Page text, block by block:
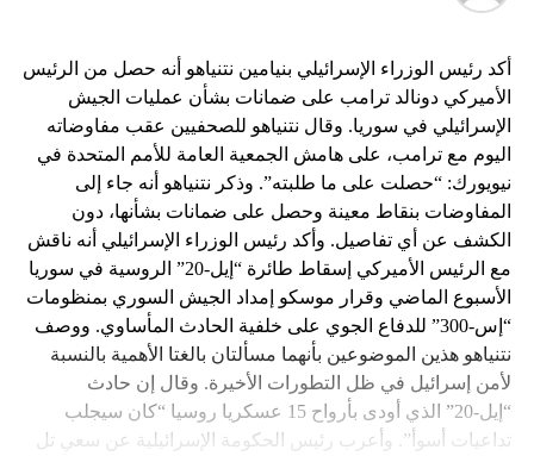
أكد رئيس الوزراء الإسرائيلي بنيامين نتنياهو أنه حصل من الرئيس
الأميركي دونالد ترامب على ضمانات بشأن عمليات الجيش
الإسرائيلي في سوريا. وقال نتنياهو للصحفيين عقب مفاوضاته
اليوم مع ترامب، على هامش الجمعية العامة للأمم المتحدة في
نيويورك: “حصلت على ما طلبته”. وذكر نتنياهو أنه جاء إلى
المفاوضات بنقاط معينة وحصل على ضمانات بشأنها، دون
الكشف عن أي تفاصيل. وأكد رئيس الوزراء الإسرائيلي أنه ناقش
مع الرئيس الأميركي إسقاط طائرة “إيل-20” الروسية في سوريا
الأسبوع الماضي وقرار موسكو إمداد الجيش السوري بمنظومات
“إس-300” للدفاع الجوي على خلفية الحادث المأساوي. ووصف
نتنياهو هذين الموضوعين بأنهما مسألتان بالغتا الأهمية بالنسبة
لأمن إسرائيل في ظل التطورات الأخيرة. وقال إن حادث
“إيل-20” الذي أودى بأرواح 15 عسكريا روسيا “كان سيجلب
تداعيات أسوأ”. وأعرب رئيس الحكومة الإسرائيلية عن سعي تل